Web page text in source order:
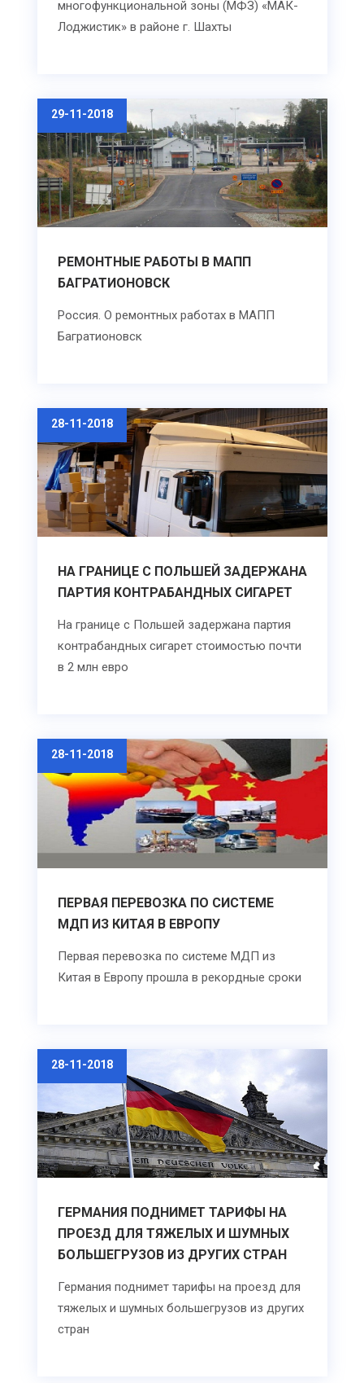
многофункциональной зоны (МФЗ) «МАК-
Лоджистик» в районе г. Шахты
29-11-2018
РЕМОНТНЫЕ РАБОТЫ В МАПП
БАГРАТИОНОВСК
Россия. О ремонтных работах в МАПП
Багратионовск
28-11-2018
НА ГРАНИЦЕ С ПОЛЬШЕЙ ЗАДЕРЖАНА
ПАРТИЯ КОНТРАБАНДНЫХ СИГАРЕТ
На границе с Польшей задержана партия
контрабандных сигарет стоимостью почти
в 2 млн евро
28-11-2018
ПЕРВАЯ ПЕРЕВОЗКА ПО СИСТЕМЕ
МДП ИЗ КИТАЯ В ЕВРОПУ
Первая перевозка по системе МДП из
Китая в Европу прошла в рекордные сроки
28-11-2018
ГЕРМАНИЯ ПОДНИМЕТ ТАРИФЫ НА
ПРОЕЗД ДЛЯ ТЯЖЕЛЫХ И ШУМНЫХ
БОЛЬШЕГРУЗОВ ИЗ ДРУГИХ СТРАН
Германия поднимет тарифы на проезд для
тяжелых и шумных большегрузов из других
стран